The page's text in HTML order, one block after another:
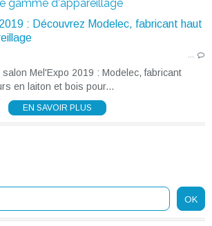
gamme d'appareillage
Mel'Expo 2019 : Modelec, fabricant
en laiton et bois pour...
EN SAVOIR PLUS